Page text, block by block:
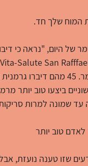
של היום, "נראה כי
ביצעו טוב יותר
עד שמונה למרות
שזו טענה נועזת,